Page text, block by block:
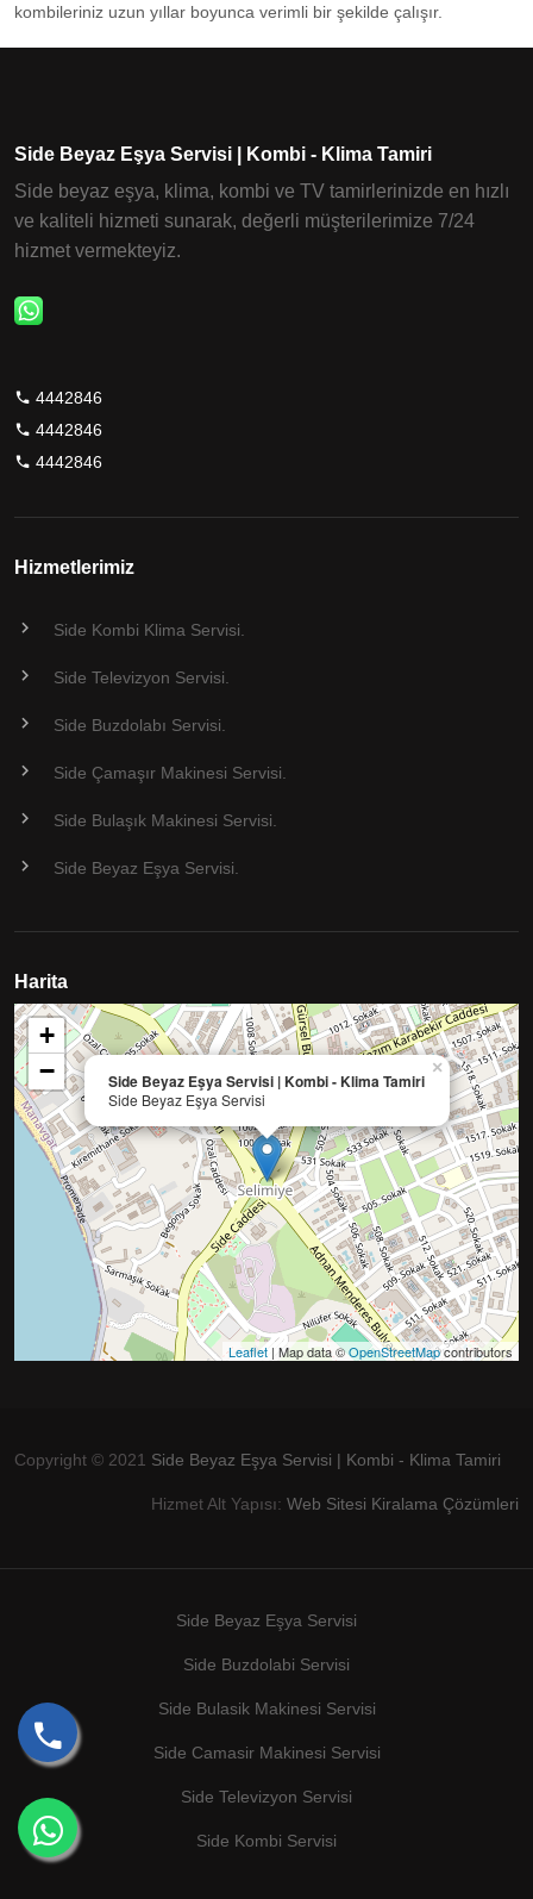
kombileriniz uzun yıllar boyunca verimli bir şekilde çalışır.
Side Beyaz Eşya Servisi | Kombi - Klima Tamiri
Side beyaz eşya, klima, kombi ve TV tamirlerinizde en hızlı
ve kaliteli hizmeti sunarak, değerli müşterilerimize 7/24
hizmet vermekteyiz.
4442846
4442846
4442846
Hizmetlerimiz
Side Kombi Klima Servisi.
Side Televizyon Servisi.
Side Buzdolabı Servisi.
Side Çamaşır Makinesi Servisi.
Side Bulaşık Makinesi Servisi.
Side Beyaz Eşya Servisi.
Harita
Side Beyaz Eşya Servisi | Kombi - Klima Tamiri
Side Beyaz Eşya Servisi
×
+
−
Leaflet | Map data ©OpenStreetMapcontributors
Copyright © 2021 Side Beyaz Eşya Servisi | Kombi - Klima Tamiri
Hizmet Alt Yapısı: Web Sitesi Kiralama Çözümleri
Side Beyaz Eşya Servisi
Side Buzdolabi Servisi
Side Bulasik Makinesi Servisi
Side Camasir Makinesi Servisi
Side Televizyon Servisi
Side Kombi Servisi